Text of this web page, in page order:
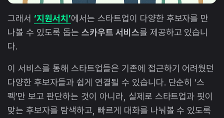
그래서 ‘지원서치’에서는 스타트업이 다양한 후보자를 만
나볼 수 있도록 돕는 스카우트 서비스를 제공하고 있습니
다.
이 서비스를 통해 스타트업들은 기존에 접근하기 어려웠던
다양한 후보자들과 쉽게 연결될 수 있습니다. 단순히 ‘스
펙’만 보고 판단하는 것이 아니라, 실제로 스타트업과 핏이
맞는 후보자를 탐색하고, 빠르게 대화를 나눠볼 수 있도록